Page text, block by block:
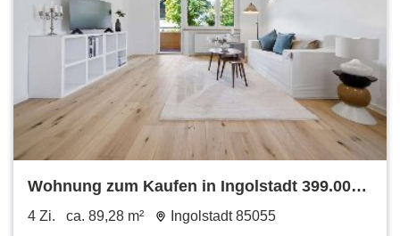
Wohnung zum Kaufen in Ingolstadt 399.000
€ 89.28 m²
4 Zi. ca. 89,28 m² Ingolstadt 85055